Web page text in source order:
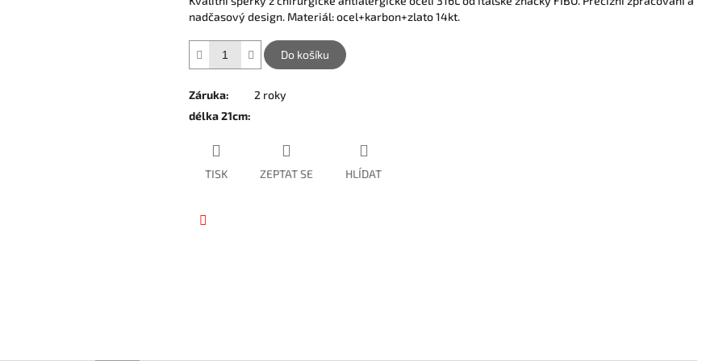
nadčasový design. Materiál: ocel+karbon+zlato 14kt.
Do košíku
Záruka:
2 roky
délka 21cm:
TISK ZEPTAT SE HLÍDAT